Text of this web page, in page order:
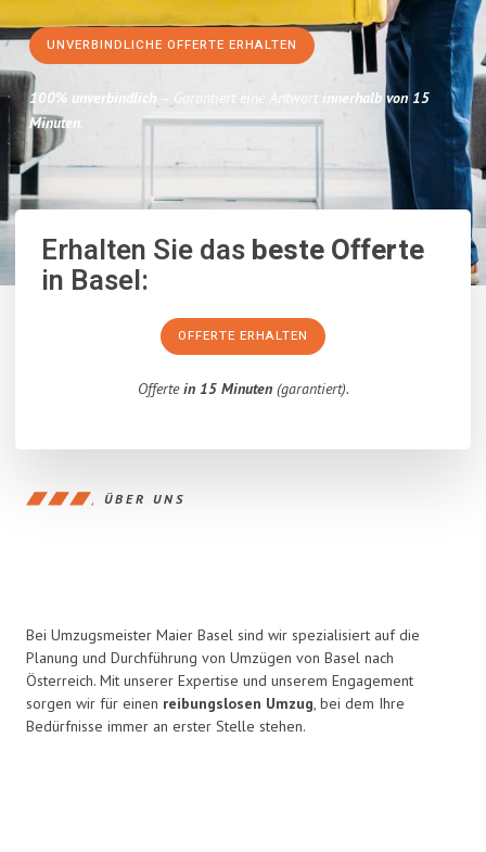
UNVERBINDLICHE OFFERTE ERHALTEN
100% unverbindlich – Garantiert eine Antwort innerhalb von 15
Minuten.
Erhalten Sie dasbeste Offerte
in Basel:
OFFERTE ERHALTEN
Offertein 15 Minuten(garantiert).
ÜBER UNS
Bei Umzugsmeister Maier Basel sind wir spezialisiert auf die
Planung und Durchführung von Umzügen von Basel nach
Österreich. Mit unserer Expertise und unserem Engagement
sorgen wir für einen reibungslosen Umzug, bei dem Ihre
Bedürfnisse immer an erster Stelle stehen.